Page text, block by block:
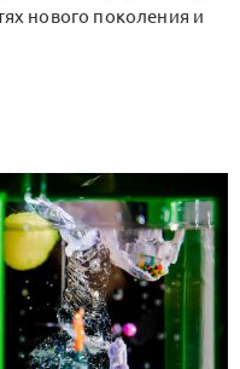
нового поколения и